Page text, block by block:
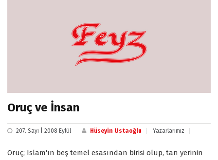
Oruç ve İnsan
207. Sayı | 2008 Eylül Hüseyin Ustaoğlu Yazarlarımız
Oruç; Islam'ın beş temel esasından birisi olup, tan yerinin